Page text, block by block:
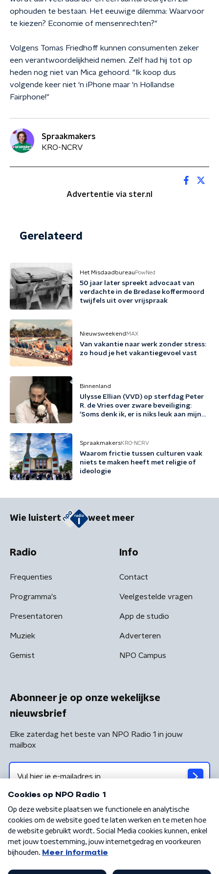
ophouden te bestaan. Het eeuwige dilemma: Waarvoor
te kiezen? Economie of mensenrechten?"
Volgens Tomas Friedhoff kunnen consumenten zeker
een verantwoordelijkheid nemen. Zelf had hij tot op
heden nog niet van Mica gehoord. "Ik koop dus
volgende keer niet ‘n iPhone maar ‘n Hollandse
Fairphone!"
Spraakmakers
KRO-NCRV
Advertentie via ster.nl
Gerelateerd
Het Misdaadbureau PowNed
50 jaar later spreekt advocaat van
verdachte in de Bredase koffermoord
twijfels uit over vrijspraak
Nieuwsweekend MAX
Van vakantie naar werk zonder stress:
zo houd je het vakantiegevoel vast
Binnenland
Ulysse Ellian (VVD) op sterfdag Peter
R. de Vries over zware beveiliging:
'Soms denk ik, er is niks leuk aan mijn
SpraakmakersKRO-NCRV
Waarom frictie tussen culturen vaak
niets te maken heeft met religie of
ideologie
Wie luistert weet meer
Radio
Frequenties
Programma's
Presentatoren
Muziek
Gemist
Info
Contact
Veelgestelde vragen
App de studio
Adverteren
NPO Campus
Abonneer je op onze wekelijkse
nieuwsbrief
Elke zaterdag het beste van NPO Radio 1 in jouw
mailbox
Algemene voorwaarden